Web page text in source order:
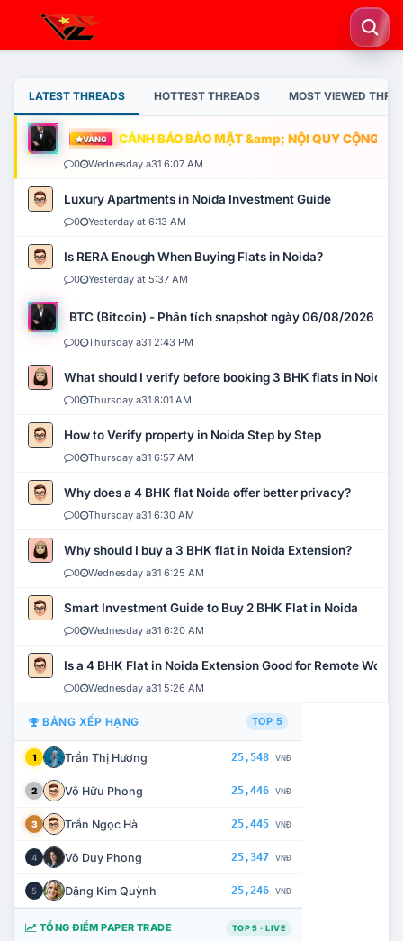
LATEST THREADS HOTTEST THREADS MOST VIEWED
VÀNG CẢNH BÁO BẢO MẬT &amp; NỘI QUY CỘNG
0 Wednesday a31 6:07 AM
Luxury Apartments in Noida Investment Guide
0 Yesterday at 6:13 AM
Is RERA Enough When Buying Flats in Noida?
0 Yesterday at 5:37 AM
BTC (Bitcoin) - Phân tích snapshot ngày 06/08/2026
0 Thursday a31 2:43 PM
What should I verify before booking 3 BHK flats in Noida?
0 Thursday a31 8:01 AM
How to Verify property in Noida Step by Step
0 Thursday a31 6:57 AM
Why does a 4 BHK flat Noida offer better privacy?
0 Thursday a31 6:30 AM
Why should I buy a 3 BHK flat in Noida Extension?
0 Wednesday a31 6:25 AM
Smart Investment Guide to Buy 2 BHK Flat in Noida
0 Wednesday a31 6:20 AM
Is a 4 BHK Flat in Noida Extension Good for Remote Work?
0 Wednesday a31 5:26 AM
BẢNG XẾP HẠNG TOP 5
1 Trần Thị Hương 25,548 VNĐ
2 Võ Hữu Phong 25,446 VNĐ
3 Trần Ngọc Hà 25,445 VNĐ
4 Võ Duy Phong 25,347 VNĐ
5 Đặng Kim Quỳnh 25,246 VNĐ
TỔNG ĐIỂM PAPER TRADE TOP 5 · LIVE